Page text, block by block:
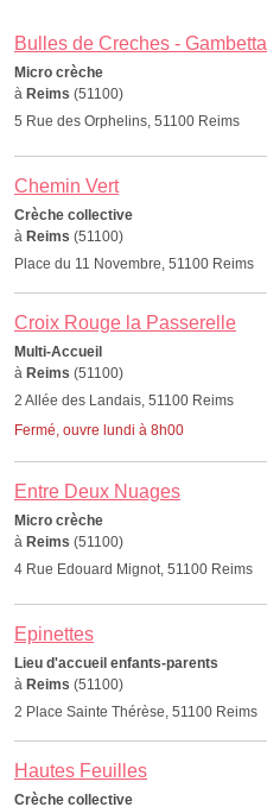
Bulles de Creches - Gambetta
Micro crèche
à Reims (51100)
5 Rue des Orphelins, 51100 Reims
Chemin Vert
Crèche collective
à Reims (51100)
Place du 11 Novembre, 51100 Reims
Croix Rouge la Passerelle
Multi-Accueil
à Reims (51100)
2 Allée des Landais, 51100 Reims
Fermé, ouvre lundi à 8h00
Entre Deux Nuages
Micro crèche
à Reims (51100)
4 Rue Edouard Mignot, 51100 Reims
Epinettes
Lieu d'accueil enfants-parents
à Reims (51100)
2 Place Sainte Thérèse, 51100 Reims
Hautes Feuilles
Crèche collective